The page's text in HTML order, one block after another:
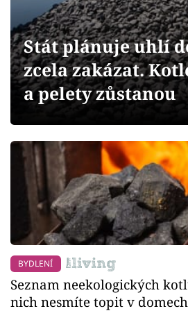
Přihlášení
Sledujte nás
Stát plánuje uhlí
zcela zakázat.
a pelety zůstanou
BYDLENÍ
Seznam neekologických
nich nesmíte topit v